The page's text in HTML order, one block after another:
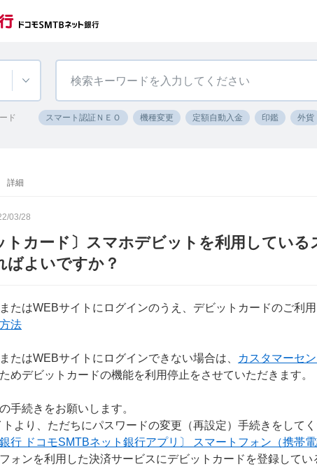
ド スマート認証ＮＥＯ 機種変更 定額自動入金 印鑑 外貨
詳細
03/28
トカード〕スマホデビットを利用している
ばよいですか？
たはWEBサイトにログインのうえ、デビットカードのご利用
法
たはWEBサイトにログインできない場合は、 カスタマーセ
めデビットカードの機能を利用停止をさせていただきます。
手続きをお願いします。
より、ただちにパスワードの変更（再設定）手続きをしてく
銀行 ドコモSMTBネット銀行アプリ〕 スマートフォン（携帯
ォンを利用した決済サービスにデビットカードを登録してい